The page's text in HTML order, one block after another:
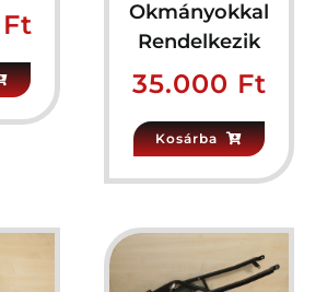
Ft
Okmányokkal
Rendelkezik
35.000 Ft
Kosárba